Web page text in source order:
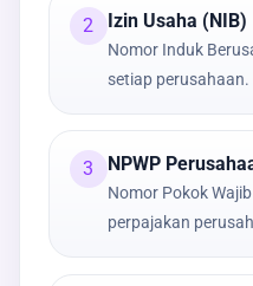
2 Izin Usaha (NIB)
Nomor Induk
setiap perusahaan.
3 NPWP
Nomor Pokok
perpajakan